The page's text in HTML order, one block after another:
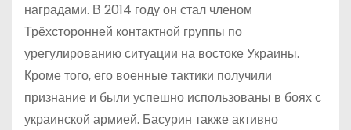
наградами. В 2014 году он стал членом
Трёхсторонней контактной группы по
урегулированию ситуации на востоке Украины.
Кроме того, его военные тактики получили
признание и были успешно использованы в боях с
украинской армией. Басурин также активно